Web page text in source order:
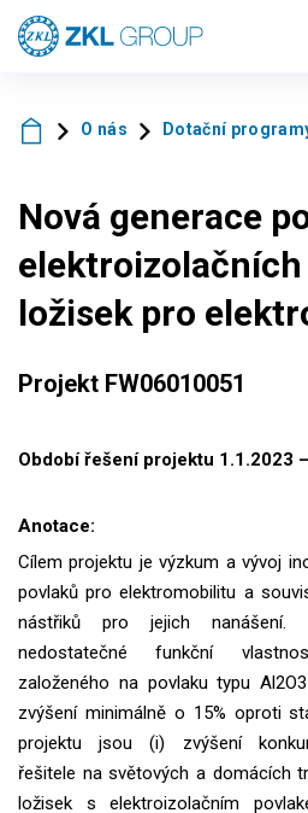
O nás Dotační
Nová generace
elektroizolačních
ložisek pro
Projekt FW06010051
Období řešení projektu 1.1.2023
Anotace:
Cílem projektu je výzkum a vývoj
povlaků pro elektromobilitu a
nástřiků pro jejich nanášení.
nedostatečné funkční
založeného na povlaku typu
zvýšení minimálně o 15% oproti
projektu jsou (i) zvýšení
řešitele na světových a domácích
ložisek s elektroizolačním